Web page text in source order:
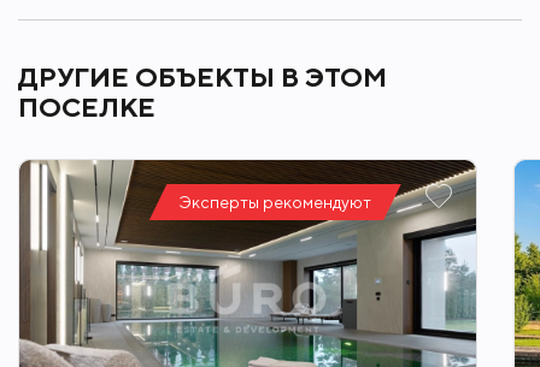
ДРУГИЕ ОБЪЕКТЫ В ЭТОМ
ПОСЕЛКЕ
Эксперты рекомендуют